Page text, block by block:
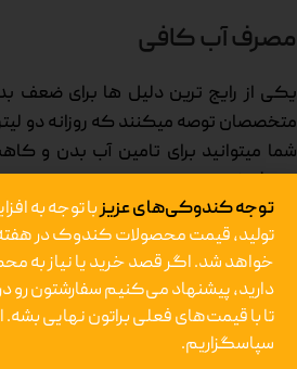
مصرف آب کافی
یکی از رایج ترین دلیل ها برای ضعف
متخصصان توصه میکنند که روزانه دو
شما میتوانید برای تامین آب بدن و
مصرف کنید.
توجه کندوکی‌های عزیزبا توجه به
تولید، قیمت محصولات کندوک در
خواهد شد. اگر قصد خرید یا نیاز به
دارید، پیشنهاد می‌کنیم سفارشتون رو
تا با قیمت‌های فعلی براتون نهایی بشه.
سپاسگزاریم.